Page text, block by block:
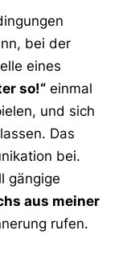
bei der
eines
so!“einmal
und sich
Das
bei.
gängige
aus meiner
rufen.